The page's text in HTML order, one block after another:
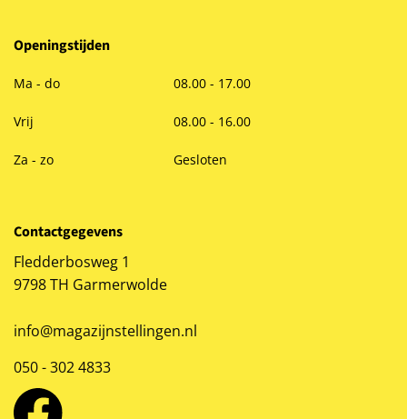
Openingstijden
Ma - do 08.00 - 17.00
Vrij 08.00 - 16.00
Za - zo Gesloten
Contactgegevens
Fledderbosweg 1
9798 TH Garmerwolde
info@magazijnstellingen.nl
050 - 302 4833